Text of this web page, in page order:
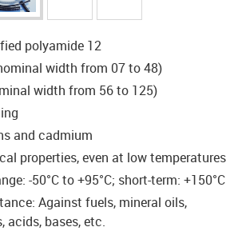
polyamide 12
width from 07 to 48)
width from 56 to 125)
and cadmium
properties, even at low temperatures
-50°C to +95°C; short-term: +150°C
Against fuels, mineral oils,
acids, bases, etc.